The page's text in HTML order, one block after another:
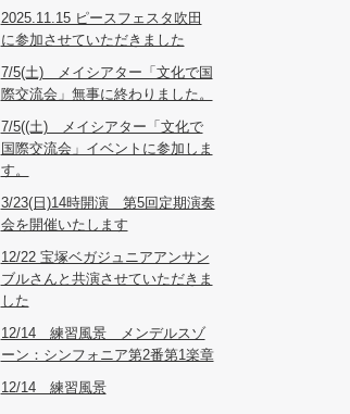
2025.11.15 ピースフェスタ吹田
に参加させていただきました
7/5(土) メイシアター「文化で国
際交流会」無事に終わりました。
7/5((土) メイシアター「文化で
国際交流会」イベントに参加しま
す。
3/23(日)14時開演 第5回定期演奏
会を開催いたします
12/22 宝塚ベガジュニアアンサン
ブルさんと共演させていただきま
した
12/14 練習風景 メンデルスゾ
ーン：シンフォニア第2番第1楽章
12/14 練習風景